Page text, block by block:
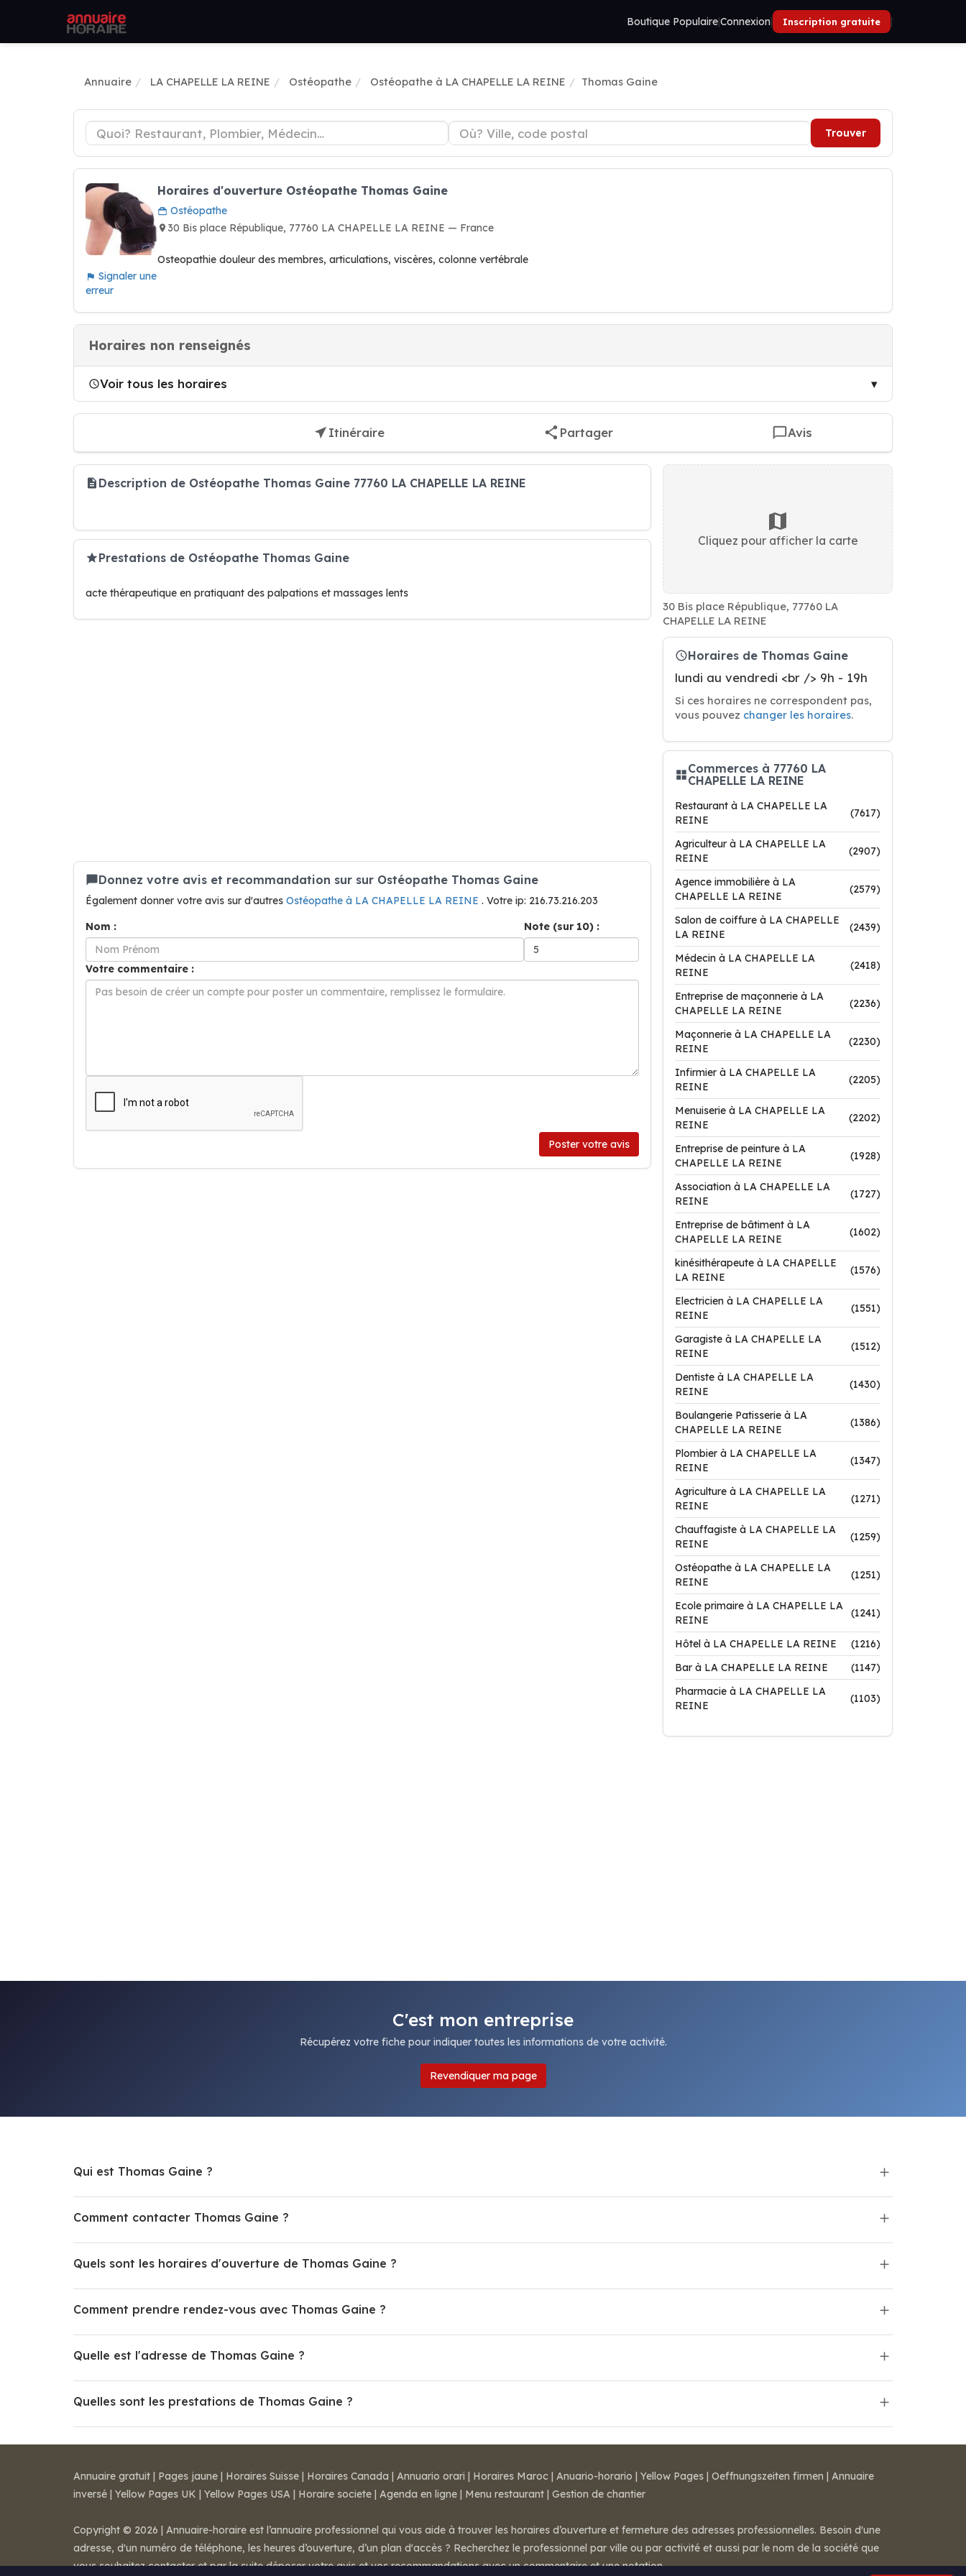
Boutique Populaire|Connexion| Inscription gratuite |
Annuaire LA CHAPELLE LA REINE Ostéopathe Ostéopathe à LA CHAPELLE LA REINE Thomas Gaine
Trouver
Signaler une
erreur
Horaires d'ouverture Ostéopathe Thomas Gaine
Ostéopathe
30 Bis place République, 77760 LA CHAPELLE LA REINE — France
Osteopathie douleur des membres, articulations, viscères, colonne vertébrale
Horaires non renseignés
Voir tous les horaires
Itinéraire Partager Avis
Description de Ostéopathe Thomas Gaine 77760 LA CHAPELLE LA REINE
Prestations de Ostéopathe Thomas Gaine
acte thérapeutique en pratiquant des palpations et massages lents
Donnez votre avis et recommandation sur sur Ostéopathe Thomas Gaine
Également donner votre avis sur d'autres Ostéopathe à LA CHAPELLE LA REINE . Votre ip: 216.73.216.203
Nom :
Note (sur 10) :
Votre commentaire :
Poster votre avis
Cliquez pour afficher la carte
30 Bis place République, 77760 LA
CHAPELLE LA REINE
Horaires de Thomas Gaine
lundi au vendredi <br /> 9h - 19h
Si ces horaires ne correspondent pas,
vous pouvez changer les horaires.
Commerces à 77760 LA
CHAPELLE LA REINE
Restaurant à LA CHAPELLE LA
REINE
(7617)
Agriculteur à LA CHAPELLE LA
REINE
(2907)
Agence immobilière à LA
CHAPELLE LA REINE
(2579)
Salon de coiffure à LA CHAPELLE
LA REINE
(2439)
Médecin à LA CHAPELLE LA
REINE
(2418)
Entreprise de maçonnerie à LA
CHAPELLE LA REINE
(2236)
Maçonnerie à LA CHAPELLE LA
REINE
(2230)
Infirmier à LA CHAPELLE LA
REINE
(2205)
Menuiserie à LA CHAPELLE LA
REINE
(2202)
Entreprise de peinture à LA
CHAPELLE LA REINE
(1928)
Association à LA CHAPELLE LA
REINE
(1727)
Entreprise de bâtiment à LA
CHAPELLE LA REINE
(1602)
kinésithérapeute à LA CHAPELLE
LA REINE
(1576)
Electricien à LA CHAPELLE LA
REINE
(1551)
Garagiste à LA CHAPELLE LA
REINE
(1512)
Dentiste à LA CHAPELLE LA
REINE
(1430)
Boulangerie Patisserie à LA
CHAPELLE LA REINE
(1386)
Plombier à LA CHAPELLE LA
REINE
(1347)
Agriculture à LA CHAPELLE LA
REINE
(1271)
Chauffagiste à LA CHAPELLE LA
REINE
(1259)
Ostéopathe à LA CHAPELLE LA
REINE
(1251)
Ecole primaire à LA CHAPELLE LA
REINE
(1241)
Hôtel à LA CHAPELLE LA REINE
(1216)
Bar à LA CHAPELLE LA REINE
(1147)
Pharmacie à LA CHAPELLE LA
REINE
(1103)
C'est mon entreprise
Récupérez votre fiche pour indiquer toutes les informations de votre activité.
Revendiquer ma page
Qui est Thomas Gaine ?
Comment contacter Thomas Gaine ?
Quels sont les horaires d'ouverture de Thomas Gaine ?
Comment prendre rendez-vous avec Thomas Gaine ?
Quelle est l'adresse de Thomas Gaine ?
Quelles sont les prestations de Thomas Gaine ?
Annuaire gratuit | Pages jaune | Horaires Suisse | Horaires Canada | Annuario orari | Horaires Maroc | Anuario-horario | Yellow Pages | Oeffnungszeiten firmen | Annuaire
inversé | Yellow Pages UK | Yellow Pages USA | Horaire societe | Agenda en ligne | Menu restaurant | Gestion de chantier
Copyright © 2026 | Annuaire-horaire est l’annuaire professionnel qui vous aide à trouver les horaires d’ouverture et fermeture des adresses professionnelles. Besoin d'une
adresse, d'un numéro de téléphone, les heures d’ouverture, d’un plan d'accès ? Recherchez le professionnel par ville ou par activité et aussi par le nom de la société que
vous souhaitez contacter et par la suite déposer votre avis et vos recommandations avec un commentaire et une notation.